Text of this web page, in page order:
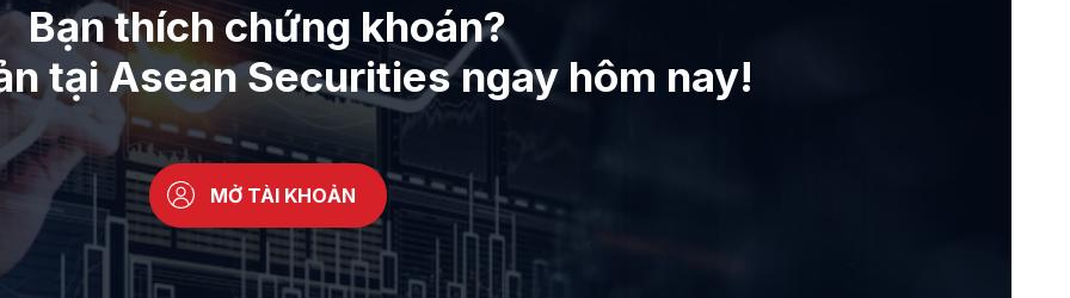
Bạn thích chứng khoán?
tại Asean Securities ngay hôm nay!
MỞ TÀI KHOẢN